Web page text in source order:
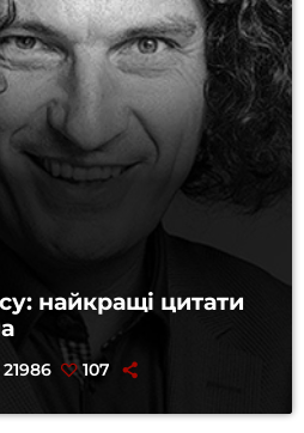
найкращі цитати
21986 107